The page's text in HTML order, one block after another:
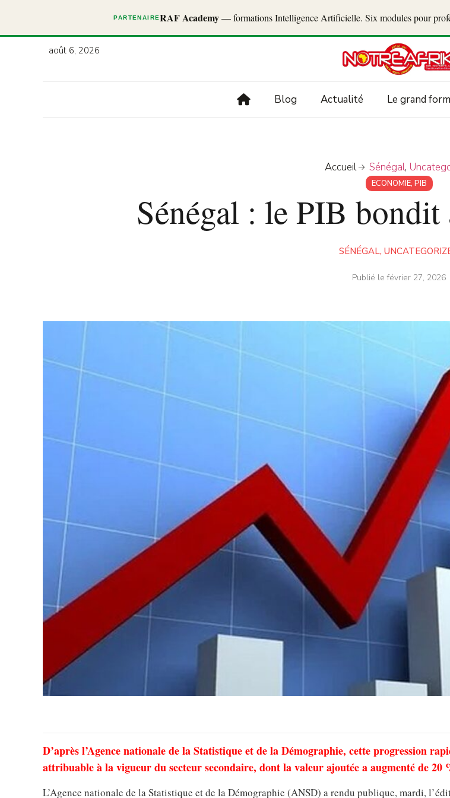
PARTENAIRERAF Academy— formations Intelligence Artificielle. Six modules pour
août 6, 2026
Blog Actualité Le grand
Accueil Sénégal,
ECONOMIE, PIB
Sénégal : le PIB
SÉNÉGAL,
Publié lefévrier 27, 2026
D’après l’Agence nationale de la Statistique et de la Démographie, cette progression
attribuable à la vigueur du secteur secondaire, dont la valeur ajoutée a augmenté de 20
L’Agence nationale de la Statistique et de la Démographie (ANSD) a rendu publique, mardi,